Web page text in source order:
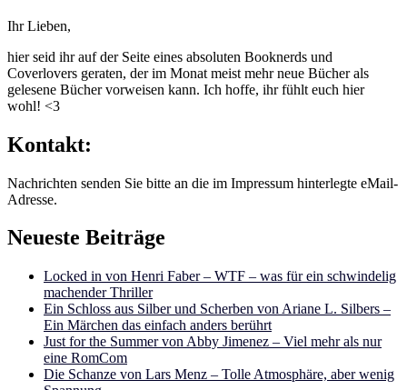
Ihr Lieben,
hier seid ihr auf der Seite eines absoluten Booknerds und
Coverlovers geraten, der im Monat meist mehr neue Bücher als
gelesene Bücher vorweisen kann. Ich hoffe, ihr fühlt euch hier
wohl! <3
Kontakt:
Nachrichten senden Sie bitte an die im Impressum hinterlegte eMail-
Adresse.
Neueste Beiträge
Locked in von Henri Faber – WTF – was für ein schwindelig
machender Thriller
Ein Schloss aus Silber und Scherben von Ariane L. Silbers –
Ein Märchen das einfach anders berührt
Just for the Summer von Abby Jimenez – Viel mehr als nur
eine RomCom
Die Schanze von Lars Menz – Tolle Atmosphäre, aber wenig